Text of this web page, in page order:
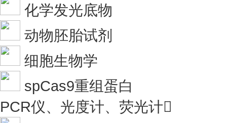
化学发光底物
动物胚胎试剂
细胞生物学
spCas9重组蛋白
PCR仪、光度计、荧光计